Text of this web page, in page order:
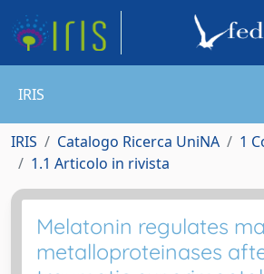
IRIS
IRIS Catalogo Ricerca UniNA
1
1.1 Articolo in rivista
Melatonin regulates
metalloproteinases